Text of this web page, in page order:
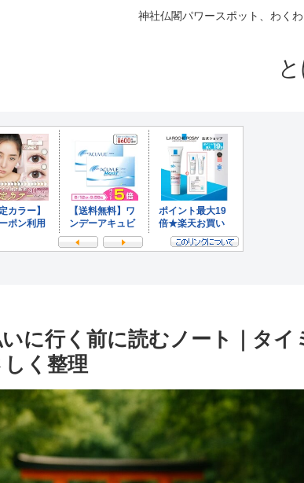
神社仏閣パワースポット、わく
に行く前に読むノート｜タイ
く整理